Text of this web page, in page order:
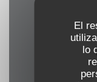
El
lo